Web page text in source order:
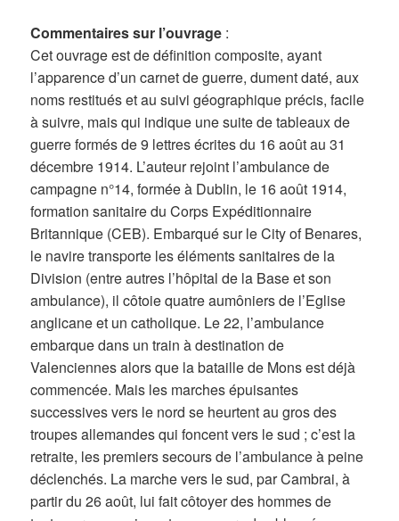
Commentaires sur l’ouvrage :
Cet ouvrage est de définition composite, ayant
l’apparence d’un carnet de guerre, dument daté, aux
noms restitués et au suivi géographique précis, facile
à suivre, mais qui indique une suite de tableaux de
guerre formés de 9 lettres écrites du 16 août au 31
décembre 1914. L’auteur rejoint l’ambulance de
campagne n°14, formée à Dublin, le 16 août 1914,
formation sanitaire du Corps Expéditionnaire
Britannique (CEB). Embarqué sur le City of Benares,
le navire transporte les éléments sanitaires de la
Division (entre autres l’hôpital de la Base et son
ambulance), il côtoie quatre aumôniers de l’Eglise
anglicane et un catholique. Le 22, l’ambulance
embarque dans un train à destination de
Valenciennes alors que la bataille de Mons est déjà
commencée. Mais les marches épuisantes
successives vers le nord se heurtent au gros des
troupes allemandes qui foncent vers le sud ; c’est la
retraite, les premiers secours de l’ambulance à peine
déclenchés. La marche vers le sud, par Cambrai, à
partir du 26 août, lui fait côtoyer des hommes de